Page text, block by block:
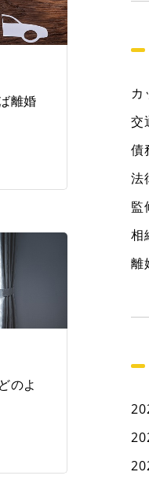
離婚
のよ
カ
交
債
法
監
相
離